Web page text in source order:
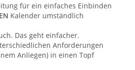
für ein einfaches Einbinden
Kalender umständlich
Das geht einfacher.
Anforderungen
Anliegen) in einen Topf